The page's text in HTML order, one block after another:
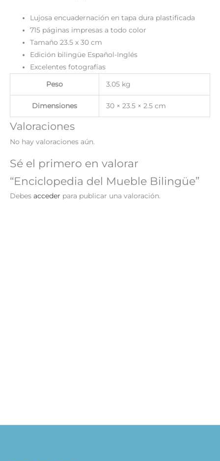
Lujosa encuadernación en tapa dura plastificada
715 páginas impresas a todo color
Tamaño 23.5 x 30 cm
Edición bilingüe Español-Inglés
Excelentes fotografías
Peso 3.05 kg
Dimensiones 30 × 23.5 × 2.5 cm
Valoraciones
No hay valoraciones aún.
Sé el primero en valorar
“Enciclopedia del Mueble Bilingüe”
Debes acceder para publicar una valoración.